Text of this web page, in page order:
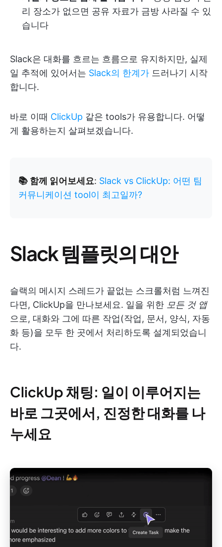
리 장소가 없으면 공유 자료가 금방 사라질 수 있
습니다
Slack은 대화를 흐르는 흐름으로 유지하지만, 실제
일 추적에 있어서는 Slack의 한계가 드러나기 시작
합니다.
바로 이때 ClickUp 같은 tools가 유용합니다. 어떻
게 활용하는지 살펴보겠습니다.
📚 함께 읽어보세요: Slack vs ClickUp: 어떤 팀
커뮤니케이션 tool이 최고일까?
Slack 템플릿의 대안
슬랙의 메시지 스레드가 끝없는 스크롤처럼 느껴진
다면, ClickUp을 만나보세요. 일을 위한 모든 것 앱
으로, 대화와 그에 따른 작업(작업, 문서, 양식, 자동
화 등)을 모두 한 곳에서 처리하도록 설계되었습니
다.
ClickUp 채팅: 일이 이루어지는
바로 그곳에서, 진정한 대화를 나
누세요